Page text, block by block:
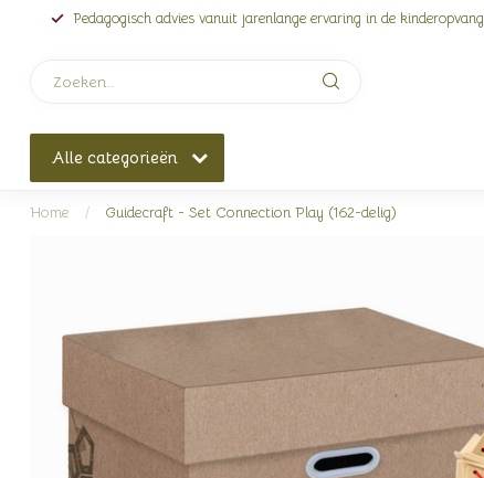
Pedagogisch advies vanuit jarenlange ervaring in de kinderopvang
Alle categorieën
Home / Guidecraft - Set Connection Play (162-delig)